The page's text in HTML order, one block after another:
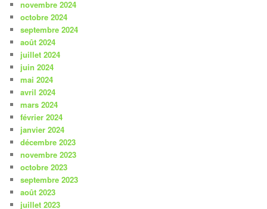
novembre 2024
octobre 2024
septembre 2024
août 2024
juillet 2024
juin 2024
mai 2024
avril 2024
mars 2024
février 2024
janvier 2024
décembre 2023
novembre 2023
octobre 2023
septembre 2023
août 2023
juillet 2023